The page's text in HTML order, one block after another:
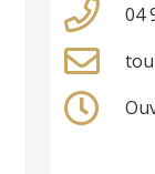
04